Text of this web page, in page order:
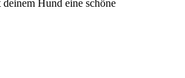
Hund eine schöne